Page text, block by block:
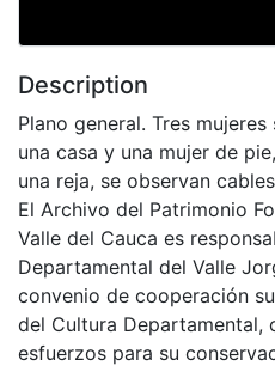
Description
Plano general. Tres
una casa y una mujer de
una reja, se observan
El Archivo del Patrimonio
Valle del Cauca es
Departamental del Valle
convenio de cooperación
del Cultura Departamental,
esfuerzos para su